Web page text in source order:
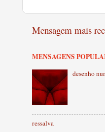
Mensagem mais
MENSAGENS
desenho
ressalva